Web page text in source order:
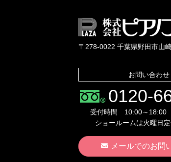
〒278-0022 千葉県野田市山
お問い合わせ
0120-
受付時間 10:00～18:00（
ショールームは火曜日定
メールでのお問